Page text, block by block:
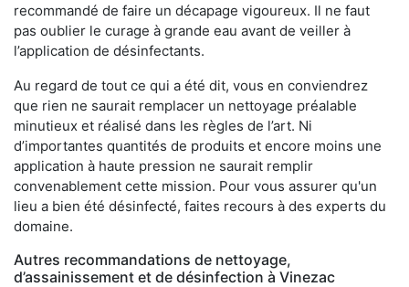
recommandé de faire un décapage vigoureux. Il ne faut
pas oublier le curage à grande eau avant de veiller à
l’application de désinfectants.
Au regard de tout ce qui a été dit, vous en conviendrez
que rien ne saurait remplacer un nettoyage préalable
minutieux et réalisé dans les règles de l’art. Ni
d’importantes quantités de produits et encore moins une
application à haute pression ne saurait remplir
convenablement cette mission. Pour vous assurer qu'un
lieu a bien été désinfecté, faites recours à des experts du
domaine.
Autres recommandations de nettoyage,
d’assainissement et de désinfection à Vinezac